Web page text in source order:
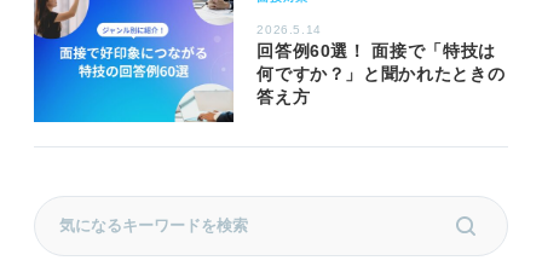
2026.5.14
回答例60選！ 面接で「特技は
何ですか？」と聞かれたときの
答え方